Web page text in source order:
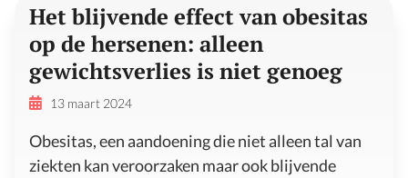
Het blijvende effect van obesitas
op de hersenen: alleen
gewichtsverlies is niet genoeg
13 maart 2024
Obesitas, een aandoening die niet alleen tal van
ziekten kan veroorzaken maar ook blijvende